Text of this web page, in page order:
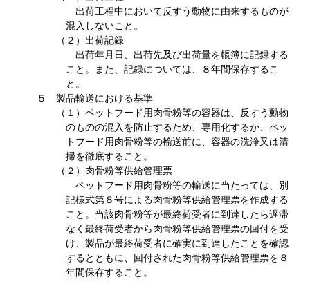
出荷工程中において反すう動物に由来するものが
混入しないこと。
（２）出荷記録
出荷年月日、出荷先及び出荷量を帳簿に記録する
こと。また、記録については、８年間保存するこ
と。
５ 製品輸送における基準
（１）ペットフード用肉骨粉等の容器は、反すう動物
のものの混入を防止するため、専用化するか、ペッ
トフード用肉骨粉等の輸送前に、容器の洗浄又は清
掃を徹底すること。
（２）肉骨粉等供給管理票
ペットフード用肉骨粉等の輸送に当たっては、別
記様式第８号による肉骨粉等供給管理票を作成する
こと。当該肉骨粉等が最終荷受者に到達したら遅滞
なく最終荷受者から肉骨粉等供給管理票の回付を受
け、製品が最終荷受者に確実に到達したことを確認
するとともに、回付された肉骨粉等供給管理票を８
年間保存すること。